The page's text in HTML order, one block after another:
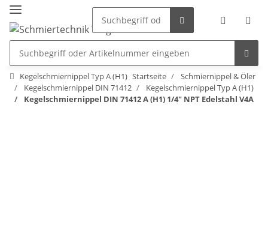
Kegelschmiernippel Typ A (H1) Startseite
Schmiernippel & Öler
Kegelschmiernippel DIN 71412
Kegelschmiernippel Typ A (H1)
Kegelschmiernippel DIN 71412 A (H1) 1/4" NPT Edelstahl V4A